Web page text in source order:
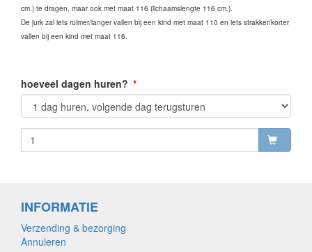
cm.) te dragen, maar ook met maat 116 (lichaamslengte 116 cm.).
De jurk zal iets ruimer/langer vallen bij een kind met maat 110 en iets strakker/korter
vallen bij een kind met maat 116.
hoeveel dagen huren?
INFORMATIE
Verzending & bezorging
Annuleren